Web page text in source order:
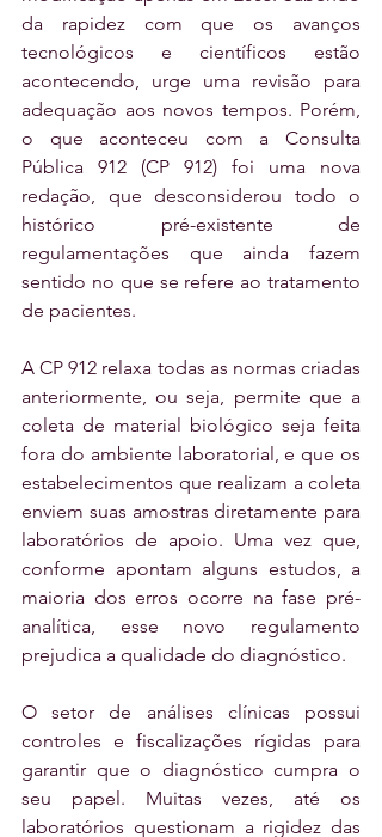
da rapidez com que os avanços
tecnológicos e científicos estão
acontecendo, urge uma revisão para
adequação aos novos tempos. Porém,
o que aconteceu com a Consulta
Pública 912 (CP 912) foi uma nova
redação, que desconsiderou todo o
histórico pré-existente de
regulamentações que ainda fazem
sentido no que se refere ao tratamento
de pacientes.
A CP 912 relaxa todas as normas criadas
anteriormente, ou seja, permite que a
coleta de material biológico seja feita
fora do ambiente laboratorial, e que os
estabelecimentos que realizam a coleta
enviem suas amostras diretamente para
laboratórios de apoio. Uma vez que,
conforme apontam alguns estudos, a
maioria dos erros ocorre na fase pré-
analítica, esse novo regulamento
prejudica a qualidade do diagnóstico.
O setor de análises clínicas possui
controles e fiscalizações rígidas para
garantir que o diagnóstico cumpra o
seu papel. Muitas vezes, até os
laboratórios questionam a rigidez das